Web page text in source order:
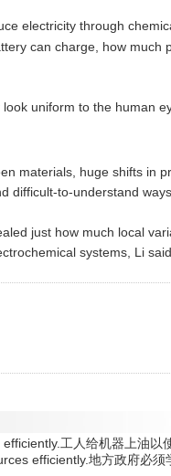
electricity through
can charge, how much
uniform to the human
materials, huge shifts in
difficult-to-understand
just how much local
systems, Li
工人给机器上油以
efficiently.地方政府必须